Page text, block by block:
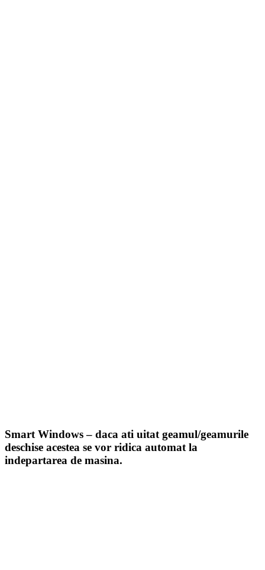
Smart Windows– daca ati uitat geamul/geamurile
deschise acestea se vor ridica automat la
indepartarea de masina.